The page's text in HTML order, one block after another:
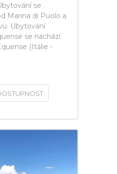
se
Marina di Puolo a
Ubytování
se nachází
(Itálie -